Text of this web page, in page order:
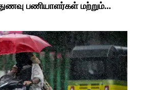
பணியாளர்கள் மற்றும்